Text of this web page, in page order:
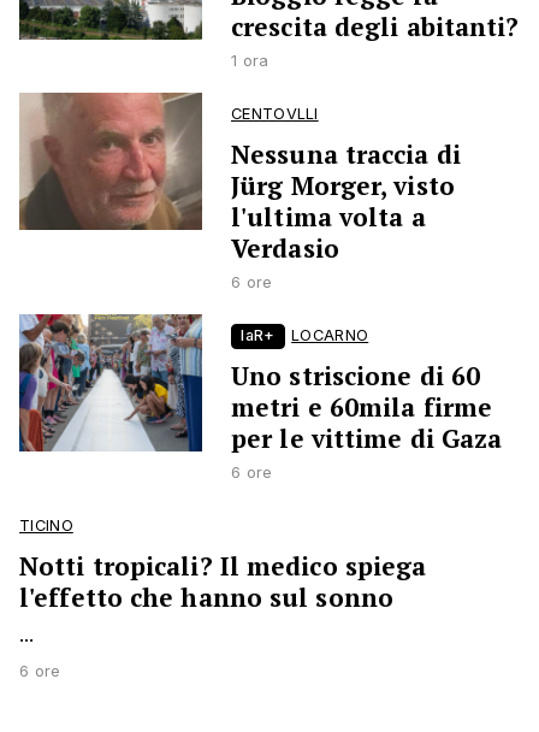
crescita degli abitanti?
1 ora
CENTOVLLI
Nessuna traccia di
Jürg Morger, visto
l'ultima volta a
Verdasio
6 ore
laR+ LOCARNO
Uno striscione di 60
metri e 60mila firme
per le vittime di Gaza
6 ore
TICINO
Notti tropicali? Il medico spiega
l'effetto che hanno sul sonno
...
6 ore